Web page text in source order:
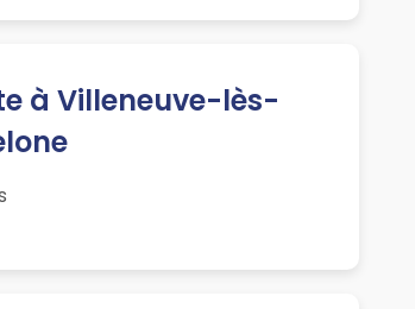
à Villeneuve-lès-